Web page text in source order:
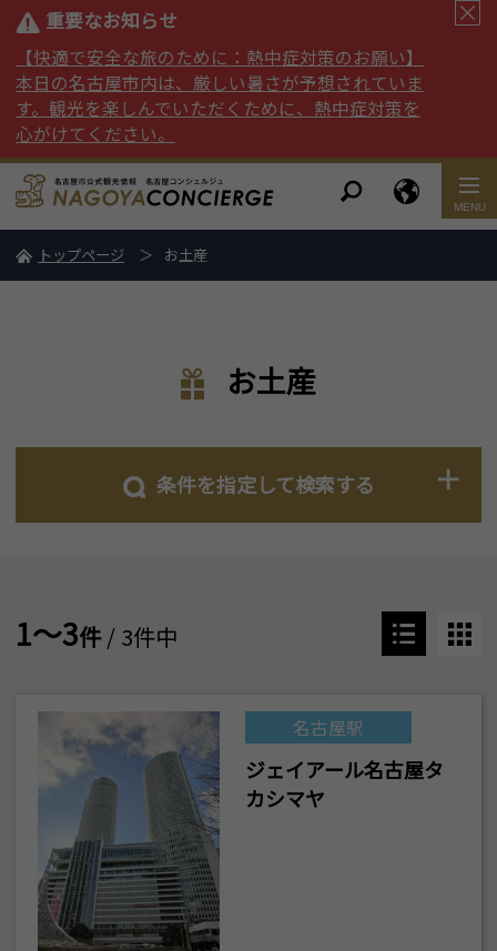
重要なお知らせ
【快適で安全な旅のために：熱中症対策のお願い】
本日の名古屋市内は、厳しい暑さが予想されていま
す。観光を楽しんでいただくために、熱中症対策を
心がけてください。
トップページ お土産
お土産
条件を指定して検索する
1～3件/ 3件中
名古屋駅
ジェイアール名古屋タ
カシマヤ